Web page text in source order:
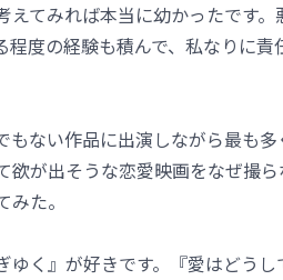
えてみれば本当に幼かったです
程度の経験も積んで、私なりに
もない作品に出演しながら最も
欲が出そうな恋愛映画をなぜ撮
た。
ゆく』が好きです。『愛はどう